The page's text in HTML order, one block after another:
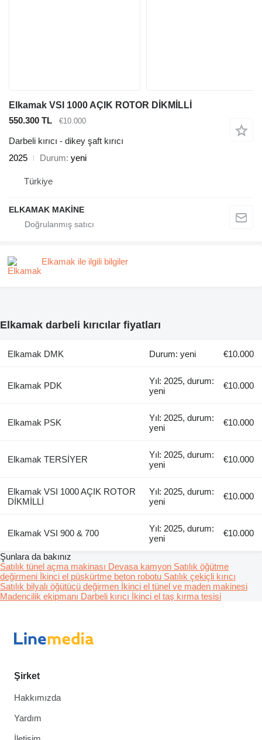
Elkamak VSI 1000 AÇIK ROTOR DİKMİLLİ
550.300 TL
€10.000
Darbeli kırıcı - dikey şaft kırıcı
2025
Durum yeni
Türkiye
ELKAMAK MAKİNE
Elkamak ile ilgili bilgiler
Elkamak darbeli kırıcılar fiyatları
Elkamak DMK Durum: yeni €10.000
Elkamak PDK
Yıl: 2025, durum:
yeni
€10.000
Elkamak PSK
Yıl: 2025, durum:
yeni
€10.000
Elkamak TERSİYER
Yıl: 2025, durum:
yeni
€10.000
Elkamak VSI 1000 AÇIK ROTOR
DİKMİLLİ
Yıl: 2025, durum:
yeni
€10.000
Elkamak VSI 900 & 700
Yıl: 2025, durum:
yeni
€10.000
Şunlara da bakınız
Satılık tünel açma makinası Devasa kamyon Satılık öğütme
değirmeni İkinci el püskürtme beton robotu Satılık çekiçli kırıcı
Satılık bilyalı öğütücü değirmen İkinci el tünel ve maden makinesi
Madencilik ekipmanı Darbeli kırıcı İkinci el taş kırma tesisi
Şirket
Hakkımızda
Yardım